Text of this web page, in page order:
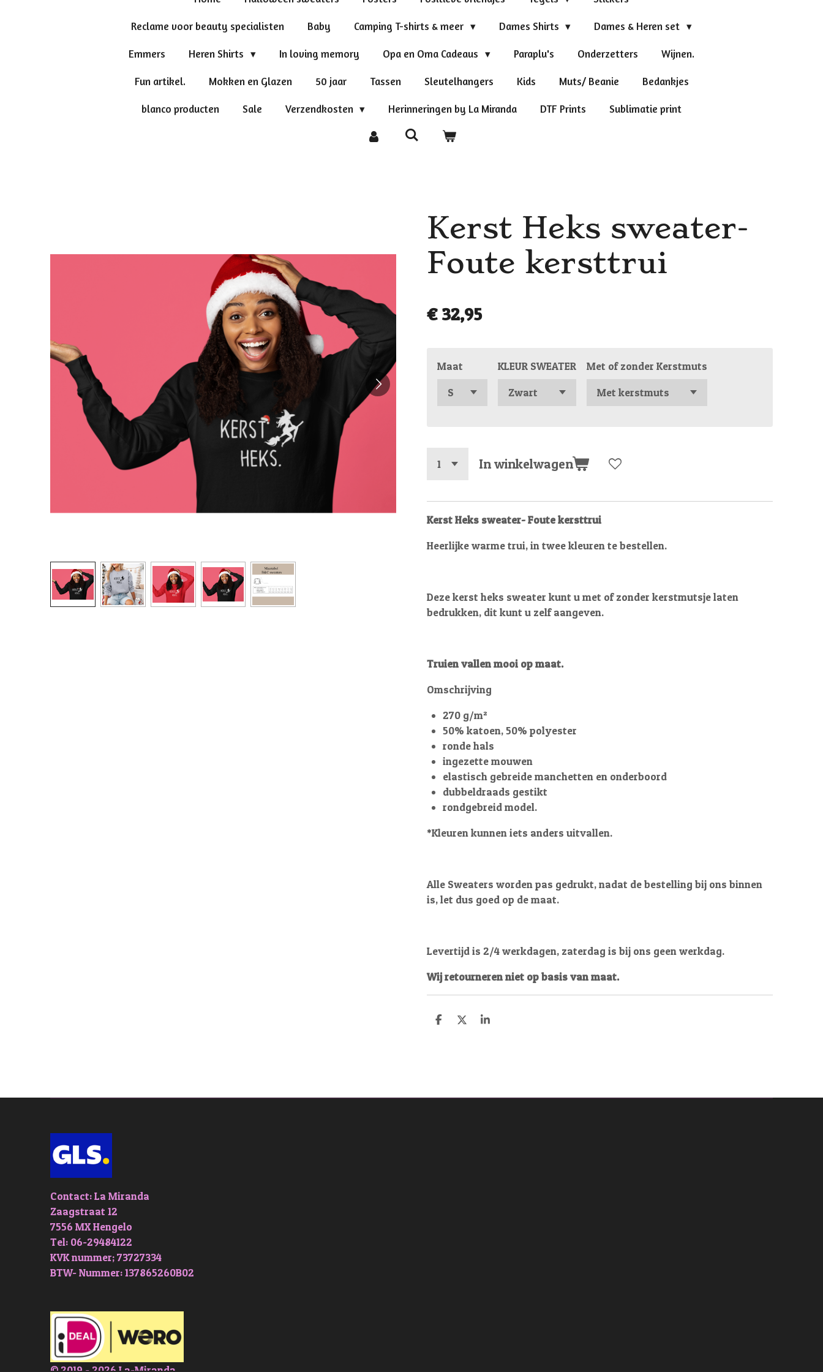
Reclame voor beauty specialisten Baby Camping T-shirts & meer Dames Shirts Dames & Heren set
Emmers Heren Shirts In loving memory Opa en Oma Cadeaus Paraplu's Onderzetters Wijnen.
Fun artikel. Mokken en Glazen 50 jaar Tassen Sleutelhangers Kids Muts/ Beanie Bedankjes
blanco producten Sale Verzendkosten Herinneringen by La Miranda DTF Prints Sublimatie print
Kerst Heks sweater-
Foute kersttrui
€ 32,95
Maat KLEUR SWEATER Met of zonder Kerstmuts
In winkelwagen
Kerst Heks sweater- Foute kersttrui
Heerlijke warme trui, in twee kleuren te bestellen.
Deze kerst heks sweater kunt u met of zonder kerstmutsje laten
bedrukken, dit kunt u zelf aangeven.
Truien vallen mooi op maat.
Omschrijving
270 g/m²
50% katoen, 50% polyester
ronde hals
ingezette mouwen
elastisch gebreide manchetten en onderboord
dubbeldraads gestikt
rondgebreid model.
*Kleuren kunnen iets anders uitvallen.
Alle Sweaters worden pas gedrukt, nadat de bestelling bij ons binnen
is, let dus goed op de maat.
Levertijd is 2/4 werkdagen, zaterdag is bij ons geen werkdag.
Wij retourneren niet op basis van maat.
D
D
S
Contact: La Miranda
Zaagstraat 12
7556 MX Hengelo
Tel: 06-29484122
KVK nummer; 73727334
BTW- Nummer: 137865260B02